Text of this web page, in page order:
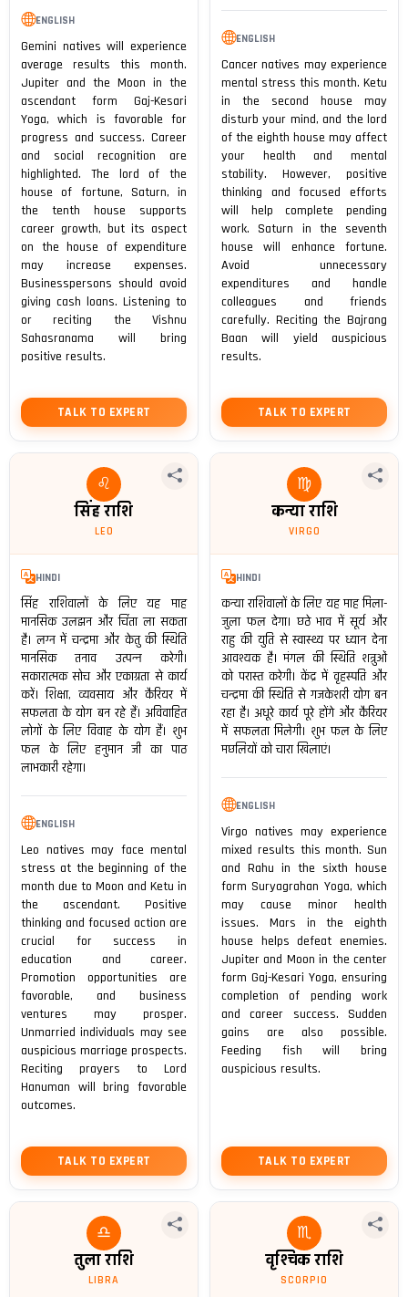
ENGLISH
Gemini natives will experience
average results this month.
Jupiter and the Moon in the
ascendant form Gaj-Kesari
Yoga, which is favorable for
progress and success. Career
and social recognition are
highlighted. The lord of the
house of fortune, Saturn, in
the tenth house supports
career growth, but its aspect
on the house of expenditure
may increase expenses.
Businesspersons should avoid
giving cash loans. Listening to
or reciting the Vishnu
Sahasranama will bring
positive results.
TALK TO EXPERT
ENGLISH
Cancer natives may experience
mental stress this month. Ketu
in the second house may
disturb your mind, and the lord
of the eighth house may affect
your health and mental
stability. However, positive
thinking and focused efforts
will help complete pending
work. Saturn in the seventh
house will enhance fortune.
Avoid unnecessary
expenditures and handle
colleagues and friends
carefully. Reciting the Bajrang
Baan will yield auspicious
results.
TALK TO EXPERT
♌
सिंह राशि
LEO
HINDI
सिंह राशिवालों के लिए यह माह
मानसिक उलझन और चिंता ला सकता
है। लग्न में चन्द्रमा और केतु की स्थिति
मानसिक तनाव उत्पन्न करेगी।
सकारात्मक सोच और एकाग्रता से कार्य
करें। शिक्षा, व्यवसाय और कैरियर में
सफलता के योग बन रहे हैं। अविवाहित
लोगों के लिए विवाह के योग हैं। शुभ
फल के लिए हनुमान जी का पाठ
लाभकारी रहेगा।
ENGLISH
Leo natives may face mental
stress at the beginning of the
month due to Moon and Ketu in
the ascendant. Positive
thinking and focused action are
crucial for success in
education and career.
Promotion opportunities are
favorable, and business
ventures may prosper.
Unmarried individuals may see
auspicious marriage prospects.
Reciting prayers to Lord
Hanuman will bring favorable
outcomes.
TALK TO EXPERT
♍
कन्या राशि
VIRGO
HINDI
कन्या राशिवालों के लिए यह माह मिला-
जुला फल देगा। छठे भाव में सूर्य और
राहु की युति से स्वास्थ्य पर ध्यान देना
आवश्यक है। मंगल की स्थिति शत्रुओं
को परास्त करेगी। केंद्र में वृहस्पति और
चन्द्रमा की स्थिति से गजकेशरी योग बन
रहा है। अधूरे कार्य पूरे होंगे और कैरियर
में सफलता मिलेगी। शुभ फल के लिए
मछलियों को चारा खिलाएं।
ENGLISH
Virgo natives may experience
mixed results this month. Sun
and Rahu in the sixth house
form Suryagrahan Yoga, which
may cause minor health
issues. Mars in the eighth
house helps defeat enemies.
Jupiter and Moon in the center
form Gaj-Kesari Yoga, ensuring
completion of pending work
and career success. Sudden
gains are also possible.
Feeding fish will bring
auspicious results.
TALK TO EXPERT
♎
तुला राशि
LIBRA
♏
वृश्चिक राशि
SCORPIO